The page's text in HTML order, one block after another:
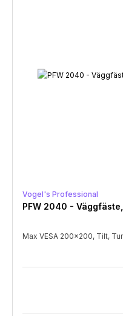
Vogel's Professional
PFW 2040 - Väggfäste,
Max VESA 200x200, Tilt,